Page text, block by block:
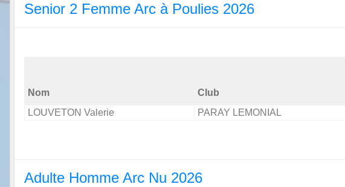
Senior 2 Femme Arc à Poulies 2026
Nom Club
LOUVETON Valerie
PARAY LEMONIAL
Adulte Homme Arc Nu 2026